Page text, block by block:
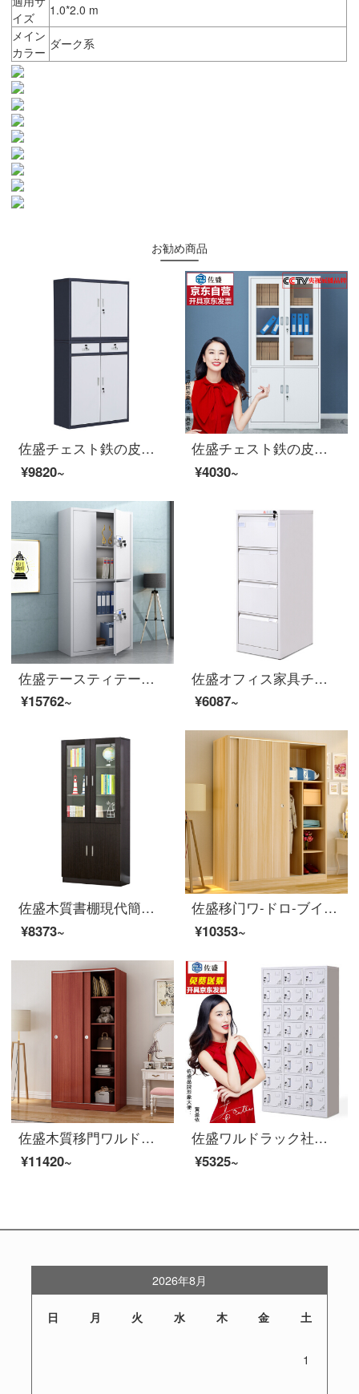
イズ
1.0*2.0 m
メイン
カラー
ダーク系
お勧め商品
佐盛チェスト鉄の皮のキャビネットのキャビネットの鋼製の資料のキャビネットの色は体の鉄の2斗を分けます
¥9820~
佐盛チェスト鉄の皮の箱の書類棚の鋼製の資料の箱のロッカーの大きい器械のチェイスト
¥4030~
佐盛テースティテートキャビネット資料キャビネットのパスワードロックボックスをダブルキャビネットに通します。
¥15762~
佐盛オフィス家具チェイトケースA 4掛け資料棚白四斗
¥6087~
佐盛木質書棚現代簡単予約チェストフリーセット書棚家庭用ロッカーオフィス資料棚黒胡桃色Cタイプ
¥8373~
佐盛移门ワ-ドロ-ブイ木制の板式ワ-ドロ-ブ押入れが简约な现代経済ワ-ドロ-ブ180*80*50
¥10353~
佐盛木質移門ワルドブ社員寮の箪笥押し障子ロッカー収納棚柚木色1.2メートル幅
¥11420~
佐盛ワルドラック社員ロッカーロッカーロッカーロッカー二十四ドアワルドラックブブ
¥5325~
2026年8月
日 月 火 水 木 金 土
1